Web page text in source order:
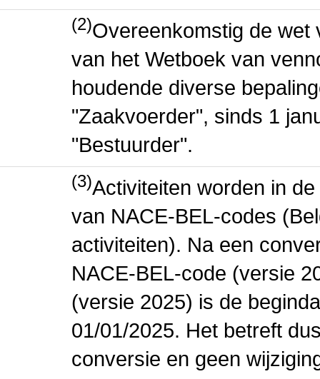
(2)Overeenkomstig de wet
van het Wetboek van
houdende diverse
"Zaakvoerder", sinds 1
"Bestuurder".
(3)Activiteiten worden in
van NACE-BEL-codes
activiteiten). Na een
NACE-BEL-code (versie
(versie 2025) is de
01/01/2025. Het betreft
conversie en geen